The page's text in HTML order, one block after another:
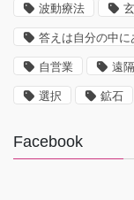
波動療法
答えは自分の中に
自営業 遠
選択 鉱石
Facebook